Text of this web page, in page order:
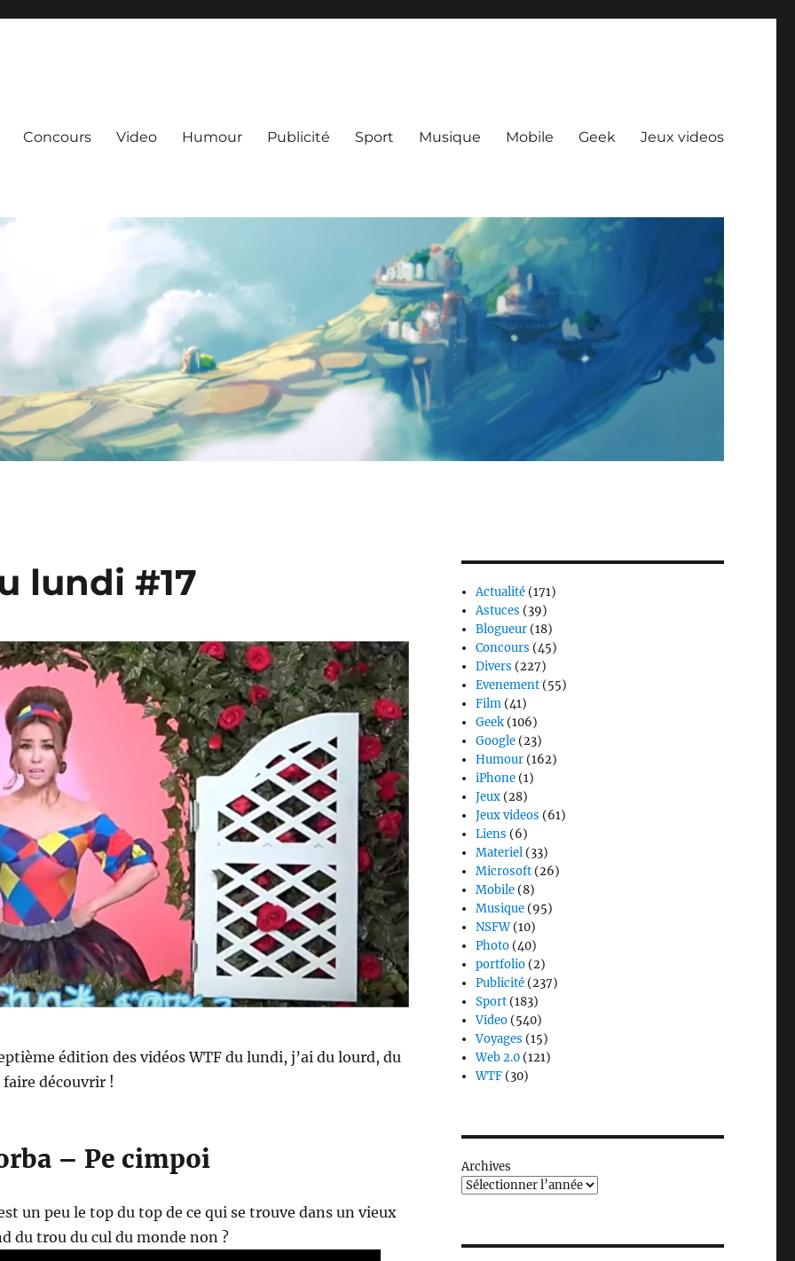
Concours Video Humour Publicité Sport Musique Mobile Geek Jeux videos
lundi #17
édition des vidéos WTF du lundi, j’ai du lourd, du
découvrir !
– Pe cimpoi
un peu le top du top de ce qui se trouve dans un vieux
du trou du cul du monde non ?
Actualité (171)
Astuces (39)
Blogueur (18)
Concours (45)
Divers (227)
Evenement (55)
Film (41)
Geek (106)
Google (23)
Humour (162)
iPhone (1)
Jeux (28)
Jeux videos (61)
Liens (6)
Materiel (33)
Microsoft (26)
Mobile (8)
Musique (95)
NSFW(10)
Photo (40)
portfolio (2)
Publicité (237)
Sport (183)
Video (540)
Voyages (15)
Web 2.0 (121)
WTF (30)
Archives